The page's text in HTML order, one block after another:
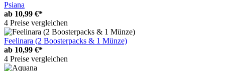
Psiana
ab 10,99 €*
4 Preise vergleichen
Feelinara (2 Boosterpacks & 1 Münze)
ab 10,99 €*
4 Preise vergleichen